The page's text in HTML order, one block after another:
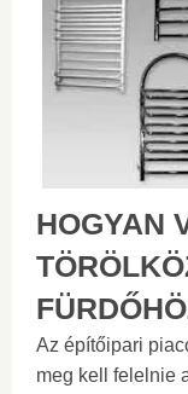
HOGYAN
Az építőipari
meg kell felelnie